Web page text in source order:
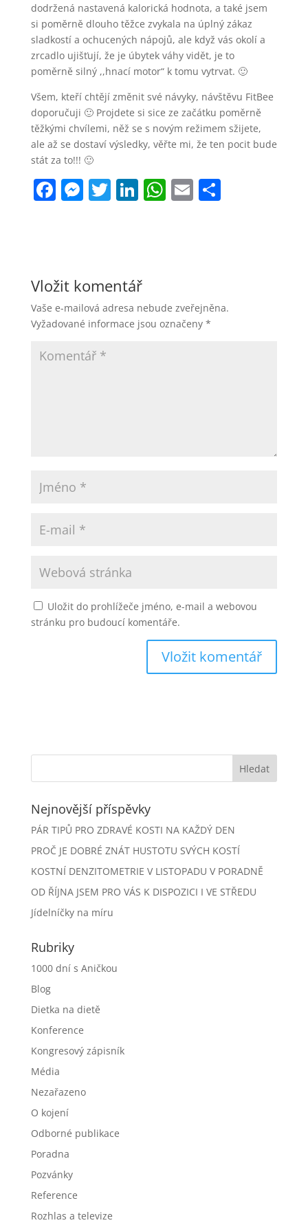
dodržená nastavená kalorická hodnota, a také jsem
si poměrně dlouho těžce zvykala na úplný zákaz
sladkostí a ochucených nápojů, ale když vás okolí a
zrcadlo ujišťují, že je úbytek váhy vidět, je to
poměrně silný ,,hnací motor“ k tomu vytrvat. 🙂
Všem, kteří chtějí změnit své návyky, návštěvu FitBee
doporučuji 🙂 Projdete si sice ze začátku poměrně
těžkými chvílemi, něž se s novým režimem sžijete,
ale až se dostaví výsledky, věřte mi, že ten pocit bude
stát za to!!! 🙂
F
b
o
o
M
n
g
er
T Li
dI
n
W
p
p
E S
Vložit komentář
Vaše e-mailová adresa nebude zveřejněna.
Vyžadované informace jsou označeny *
Uložit do prohlížeče jméno, e-mail a webovou
stránku pro budoucí komentáře.
Nejnovější příspěvky
PÁR TIPŮ PRO ZDRAVÉ KOSTI NA KAŽDÝ DEN
PROČ JE DOBRÉ ZNÁT HUSTOTU SVÝCH KOSTÍ
KOSTNÍ DENZITOMETRIE V LISTOPADU V PORADNĚ
OD ŘÍJNA JSEM PRO VÁS K DISPOZICI I VE STŘEDU
Jídelníčky na míru
Rubriky
1000 dní s Aničkou
Blog
Dietka na dietě
Konference
Kongresový zápisník
Média
Nezařazeno
O kojení
Odborné publikace
Poradna
Pozvánky
Reference
Rozhlas a televize